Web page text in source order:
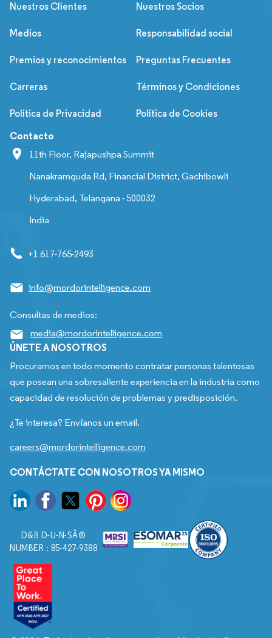
Nuestros Clientes Nuestros Socios
Medios Responsabilidad social
Premios y reconocimientos Preguntas Frecuentes
Carreras Términos y Condiciones
Política de Privacidad Política de Cookies
Contacto
11th Floor, Rajapushpa Summit
Nanakramguda Rd, Financial District, Gachibowli
Hyderabad, Telangana - 500032
India
+1 617-765-2493
info@mordorintelligence.com
Consultas de medios:
media@mordorintelligence.com
ÚNETE A NOSOTROS
Procuramos en todo momento contratar personas talentosas
que posean una sobresaliente experiencia en la industria como
capacidad de resolución de problemas y predisposición.
¿Te interesa? Envíanos un email.
careers@mordorintelligence.com
CONTÁCTATE CON NOSOTROS YA MISMO
D&B D-U-N-SÂ®
NUMBER : 85-427-9388